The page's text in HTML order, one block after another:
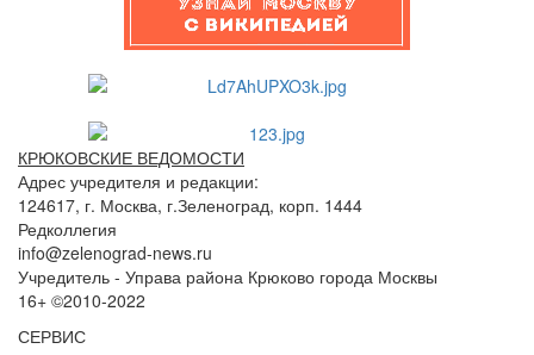
КРЮКОВСКИЕ ВЕДОМОСТИ
Адрес учредителя и редакции:
124617, г. Москва, г.Зеленоград, корп. 1444
Редколлегия
info@zelenograd-news.ru
Учредитель - Управа района Крюково города Москвы
16+ ©2010-2022
СЕРВИС